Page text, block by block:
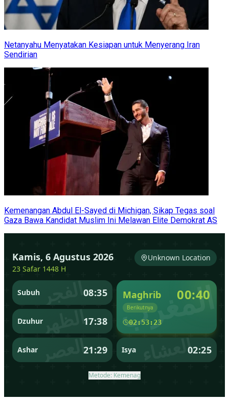
Netanyahu Menyatakan Kesiapan untuk Menyerang Iran
Sendirian
Kemenangan Abdul El-Sayed di Michigan, Sikap Tegas soal
Gaza Bawa Kandidat Muslim Ini Melawan Elite Demokrat AS